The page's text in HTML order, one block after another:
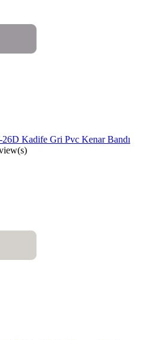
Kadife Gri Pvc Kenar Bandı